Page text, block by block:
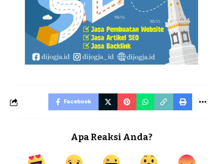
Facebook
Apa Reaksi Anda?